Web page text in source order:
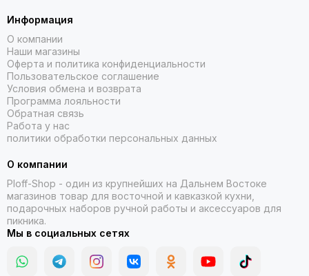
Информация
О компании
Наши магазины
Оферта и политика конфиденциальности
Пользовательское соглашение
Условия обмена и возврата
Программа лояльности
Обратная связь
Работа у нас
политики обработки персональных данных
О компании
Ploff-Shop - один из крупнейших на Дальнем Востоке
магазинов товар для восточной и кавказкой кухни,
подарочных наборов ручной работы и аксессуаров для
пикника.
Мы в социальных сетях